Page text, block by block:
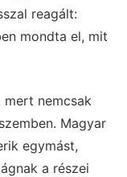
reagált:
mondta el, mit
nemcsak
Magyar
egymást,
a részei